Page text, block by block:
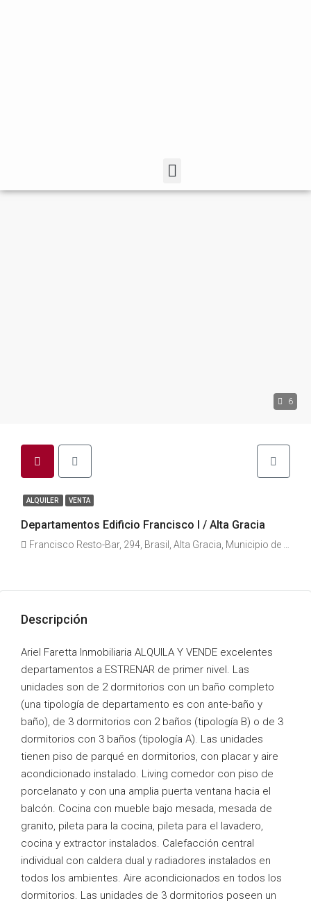
6
ALQUILER VENTA
Departamentos Edificio Francisco I / Alta Gracia
Francisco Resto-Bar, 294, Brasil, Alta Gracia, Municipio de Alta Gracia, Pedanía Alta Gracia, Departamento Santa María, Córdoba, X5186, Argentina
Descripción
Ariel Faretta Inmobiliaria ALQUILA Y VENDE excelentes
departamentos a ESTRENAR de primer nivel. Las
unidades son de 2 dormitorios con un baño completo
(una tipología de departamento es con ante-baño y
baño), de 3 dormitorios con 2 baños (tipología B) o de 3
dormitorios con 3 baños (tipología A). Las unidades
tienen piso de parqué en dormitorios, con placar y aire
acondicionado instalado. Living comedor con piso de
porcelanato y con una amplia puerta ventana hacia el
balcón. Cocina con mueble bajo mesada, mesada de
granito, pileta para la cocina, pileta para el lavadero,
cocina y extractor instalados. Calefacción central
individual con caldera dual y radiadores instalados en
todos los ambientes. Aire acondicionados en todos los
dormitorios. Las unidades de 3 dormitorios poseen un